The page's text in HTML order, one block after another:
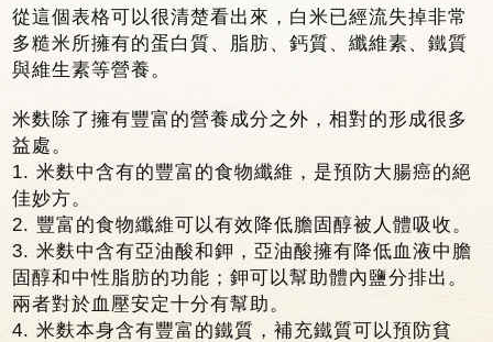
從這個表格可以很清楚看出來，白米已經流失掉非常
多糙米所擁有的蛋白質、脂肪、鈣質、纖維素、鐵質
與維生素等營養。
米麩除了擁有豐富的營養成分之外，相對的形成很多
益處。
1.米麩中含有的豐富的食物纖維，是預防大腸癌的絕
佳妙方。
2. 豐富的食物纖維可以有效降低膽固醇被人體吸收。
3.米麩中含有亞油酸和鉀，亞油酸擁有降低血液中膽
固醇和中性脂肪的功能；鉀可以幫助體內鹽分排出。
兩者對於血壓安定十分有幫助。
4.米麩本身含有豐富的鐵質，補充鐵質可以預防貧